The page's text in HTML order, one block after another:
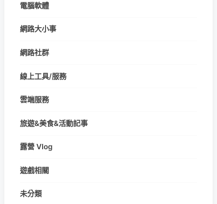
電腦軟體
網路大小事
網路社群
線上工具/服務
雲端服務
旅遊&美食&活動記事
露營 Vlog
遊戲相關
未分類